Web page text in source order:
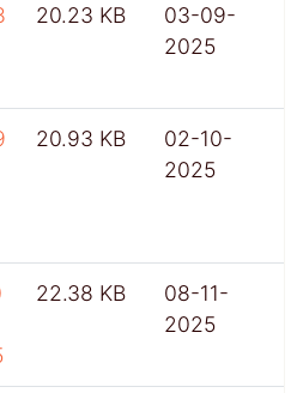
20.23 KB
03-09-
2025
20.93 KB
02-10-
2025
22.38 KB
08-11-
2025